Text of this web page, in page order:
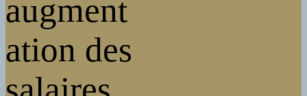
augment
ation des